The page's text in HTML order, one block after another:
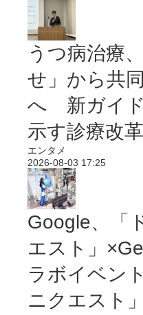
うつ病治療
せ」から共
へ 新ガイ
示す診療改革
エンタメ
2026-08-03 17:25
Google、「
エスト」
ラボイベン
ニクエスト